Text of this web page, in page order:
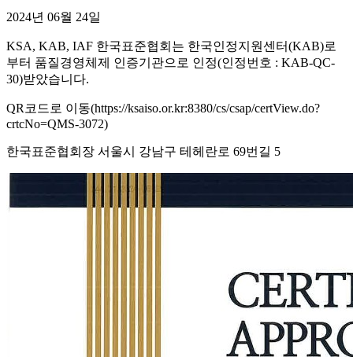
2024년 06월 24일
KSA, KAB, IAF 한국표준협회는 한국인정지원센터(KAB)로
부터 품질경영체제 인증기관으로 인정(인정번호 : KAB-QC-
30)받았습니다.
QR코드로 이동(https://ksaiso.or.kr:8380/cs/csap/certView.do?
crtcNo=QMS-3072)
한국표준협회장 서울시 강남구 테헤란로 69번길 5